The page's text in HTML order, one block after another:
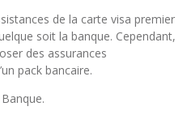
de la carte visa premier
soit la banque. Cependant,
des assurances
pack bancaire.